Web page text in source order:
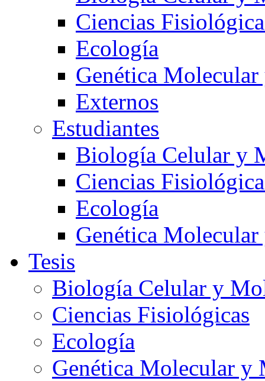
Ciencias
Ecología
Genética
Externos
Estudiantes
Biología Celular y
Ciencias
Ecología
Genética
Tesis
Biología Celular y
Ciencias Fisiológicas
Ecología
Genética Molecular